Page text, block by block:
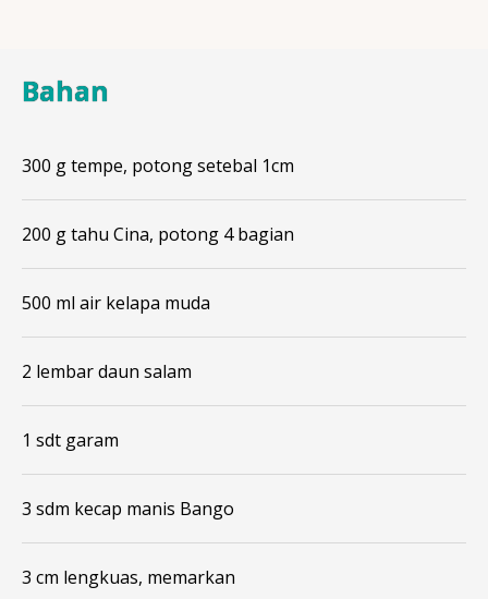
Bahan
300 g tempe, potong setebal 1cm
200 g tahu Cina, potong 4 bagian
500 ml air kelapa muda
2 lembar daun salam
1 sdt garam
3 sdm kecap manis Bango
3 cm lengkuas, memarkan